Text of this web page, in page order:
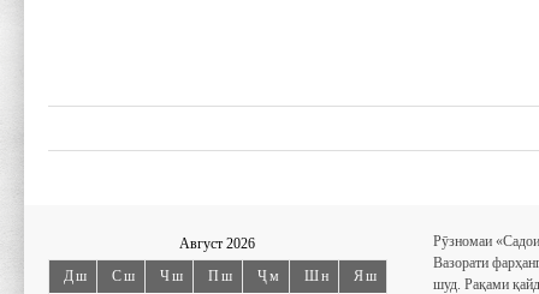
Август 2026
Дш
Сш Чш Пш Ҷм Шн Яш
Рӯзномаи
Вазорати
шуд. Рақами